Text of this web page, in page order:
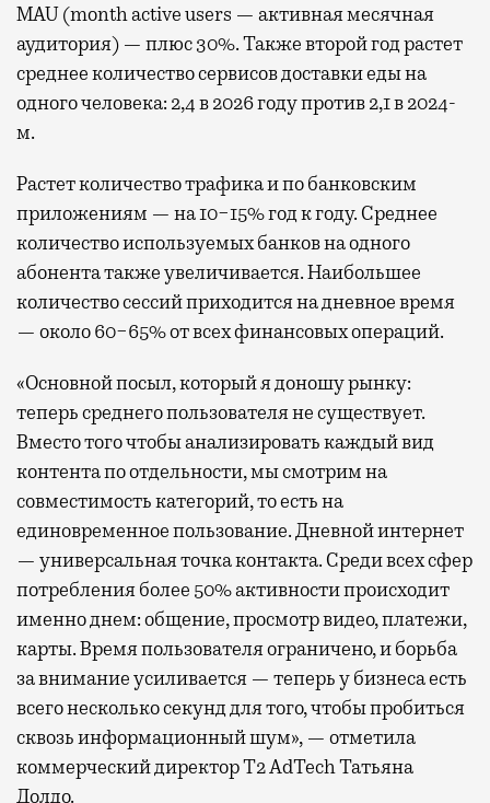
MAU (month active users — активная месячная
аудитория) — плюс 30%. Также второй год растет
среднее количество сервисов доставки еды на
одного человека: 2,4 в 2026 году против 2,1 в 2024-
м.
Растет количество трафика и по банковским
приложениям — на 10−15% год к году. Среднее
количество используемых банков на одного
абонента также увеличивается. Наибольшее
количество сессий приходится на дневное время
— около 60−65% от всех финансовых операций.
«Основной посыл, который я доношу рынку:
теперь среднего пользователя не существует.
Вместо того чтобы анализировать каждый вид
контента по отдельности, мы смотрим на
совместимость категорий, то есть на
единовременное пользование. Дневной интернет
— универсальная точка контакта. Среди всех сфер
потребления более 50% активности происходит
именно днем: общение, просмотр видео, платежи,
карты. Время пользователя ограничено, и борьба
за внимание усиливается — теперь у бизнеса есть
всего несколько секунд для того, чтобы пробиться
сквозь информационный шум», — отметила
коммерческий директор Т2 AdTech Татьяна
Долдо.